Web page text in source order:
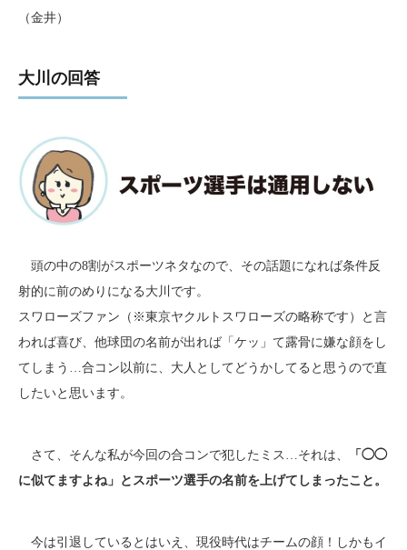
（金井）
大川の回答
頭の中の8割がスポーツネタなので、その話題になれば条件反
射的に前のめりになる大川です。
スワローズファン（※東京ヤクルトスワローズの略称です）と言
われば喜び、他球団の名前が出れば「ケッ」て露骨に嫌な顔をし
てしまう…合コン以前に、大人としてどうかしてると思うので直
したいと思います。
さて、そんな私が今回の合コンで犯したミス…それは、
「◯◯
に似てますよね」とスポーツ選手の名前を上げてしまったこと。
今は引退しているとはいえ、現役時代はチームの顔！しかもイ